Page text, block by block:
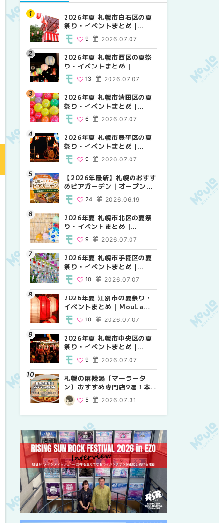
2026年夏 札幌市白石区の夏
祭り・イベントまとめ |
MouLa HOKKAIDO
2026.07.07
9
2026年夏 札幌市西区の夏祭
り・イベントまとめ |
MouLa HOKKAIDO
2026.07.07
13
2026年夏 札幌市清田区の夏
祭り・イベントまとめ |
MouLa HOKKAIDO
2026.07.07
6
2026年夏 札幌市豊平区の夏
祭り・イベントまとめ |
MouLa HOKKAIDO
2026.07.07
9
【2026年最新】札幌のおすす
めビアガーデン｜オープン日
順に徹底紹介！大通公園から
穴場テラスまで | MouLa
HOKKAIDO
2026.06.19
24
2026年夏 札幌市北区の夏祭
り・イベントまとめ |
MouLa HOKKAIDO
2026.07.07
9
2026年夏 札幌市手稲区の夏
祭り・イベントまとめ |
MouLa HOKKAIDO
2026.07.07
10
2026年夏 江別市の夏祭り・
イベントまとめ | MouLa
HOKKAIDO 2026.07.07
10
2026年夏 札幌市中央区の夏
祭り・イベントまとめ |
MouLa HOKKAIDO
2026.07.07
9
札幌の麻辣湯（マーラータ
ン）おすすめ専門店9選！本
場の量り売りから最新店まで
徹底比較 | MouLa
2026.07.31
5
2026年夏 札幌市西区の夏祭
り・イベントまとめ |
13
【2026年最新】札幌のおすす
めビアガーデン｜オープン日
順に徹底紹介！大通公園から
穴場テラスまで | MouLa
HOKKAIDO
24
2026年夏 札幌市白石区の夏
祭り・イベントまとめ |
9
2026年夏 札幌市手稲区の夏
祭り・イベントまとめ |
10
2026年夏 札幌市北区の夏祭
り・イベントまとめ |
9
2026年夏 札幌市清田区の夏
祭り・イベントまとめ |
6
2026年夏 札幌市豊平区の夏
祭り・イベントまとめ |
9
2026年夏 札幌市南区の夏祭
り・イベントまとめ |
8
2026年夏 札幌市中央区の夏
祭り・イベントまとめ |
9
2026年夏 恵庭市・千歳市の
夏祭り・イベントまとめ |
9
【2026年最新】札幌のおすす
めビアガーデン｜オープン日
穴場テラスまで | MouLa
HOKKAIDO
24
2026年夏 札幌市北区の夏祭
り・イベントまとめ |
9
2026年夏 札幌市白石区の夏
祭り・イベントまとめ |
9
2026年夏 札幌市西区の夏祭
り・イベントまとめ |
13
2026年夏 札幌市手稲区の夏
祭り・イベントまとめ |
10
2026年夏 札幌市清田区の夏
祭り・イベントまとめ |
6
札幌の麻辣湯（マーラータ
ン）おすすめ専門店6選！本
徹底比較 | MouLa
HOKKAIDO
5
2026年夏 札幌市豊平区の夏
祭り・イベントまとめ |
9
【新千歳空港】新カードラウ
ンジが開業。「SUPER
ラウンジアネックス）」をご
紹介！！ | MouLa
HOKKAIDO
18
2026年夏 札幌市南区の夏祭
り・イベントまとめ |
8